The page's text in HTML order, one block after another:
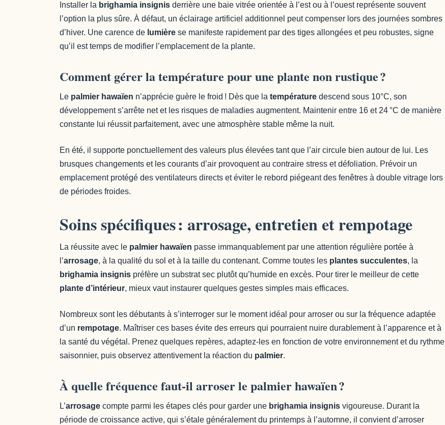
Installer la brighamia insignis derrière une baie vitrée orientée à l’est ou à l’ouest représente souvent
l’option la plus sûre. À défaut, un éclairage artificiel additionnel peut compenser lors des journées sombres
d’hiver. Une carence de lumière se manifeste rapidement par des tiges allongées et peu robustes, signe
qu’il est temps de modifier l’emplacement de la plante.
Comment gérer la température pour une plante non rustique ?
Le palmier hawaïen n’apprécie guère le froid ! Dès que latempérature descend sous 10°C, son
développement s’arrête net et les risques de maladies augmentent. Maintenir entre 16 et 24 °C de manière
constante lui réussit parfaitement, avec une atmosphère stable même la nuit.
En été, il supporte ponctuellement des valeurs plus élevées tant que l’air circule bien autour de lui. Les
brusques changements et les courants d’air provoquent au contraire stress et défoliation. Prévoir un
emplacement protégé des ventilateurs directs et éviter le rebord piégeant des fenêtres à double vitrage lors
de périodes froides.
Soins spécifiques : arrosage, entretien et rempotage
La réussite avec le palmier hawaïen passe immanquablement par une attention régulière portée à
l’arrosage, à la qualité du sol et à la taille du contenant. Comme toutes les plantes succulentes, la
brighamia insignis préfère un substrat sec plutôt qu’humide en excès. Pour tirer le meilleur de cette
plante d’intérieur, mieux vaut instaurer quelques gestes simples mais efficaces.
Nombreux sont les débutants à s’interroger sur le moment idéal pour arroser ou sur la fréquence adaptée
d’un rempotage. Maîtriser ces bases évite des erreurs qui pourraient nuire durablement à l’apparence et à
la santé du végétal. Prenez quelques repères, adaptez-les en fonction de votre environnement et du rythme
saisonnier, puis observez attentivement la réaction du palmier.
À quelle fréquence faut-il arroser le palmier hawaïen ?
L’arrosage compte parmi les étapes clés pour garder une brighamia insignis vigoureuse. Durant la
période de croissance active, qui s’étale généralement du printemps à l’automne, il convient d’arroser